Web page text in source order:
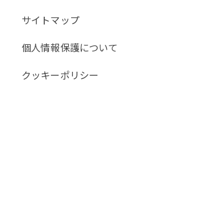
サイトマップ
個人情報保護について
クッキーポリシー